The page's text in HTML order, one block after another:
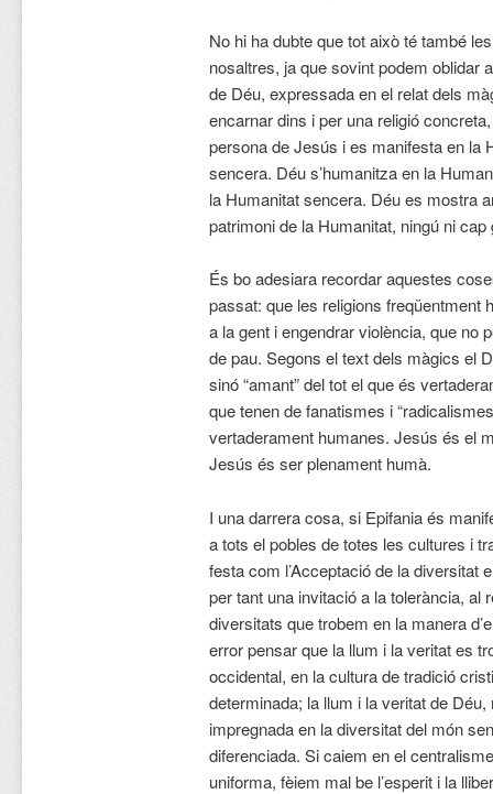
No hi ha dubte que tot això té també
nosaltres, ja que sovint podem oblidar
de Déu, expressada en el relat dels
encarnar dins i per una religió
persona de Jesús i es manifesta en la
sencera. Déu s’humanitza en la
la Humanitat sencera. Déu es mostra
patrimoni de la Humanitat, ningú ni
És bo adesiara recordar aquestes
passat: que les religions freqüentment
a la gent i engendrar violència, que no
de pau. Segons el text dels màgics el
sinó “amant” del tot el que és
que tenen de fanatismes i
vertaderament humanes. Jesús és el
Jesús és ser plenament humà.
I una darrera cosa, si Epifania és
a tots el pobles de totes les cultures i
festa com l’Acceptació de la diversitat
per tant una invitació a la tolerància, al
diversitats que trobem en la manera
error pensar que la llum i la veritat es
occidental, en la cultura de tradició
determinada; la llum i la veritat de
impregnada en la diversitat del món
diferenciada. Si caiem en el
uniforma, fèiem mal be l’esperit i la